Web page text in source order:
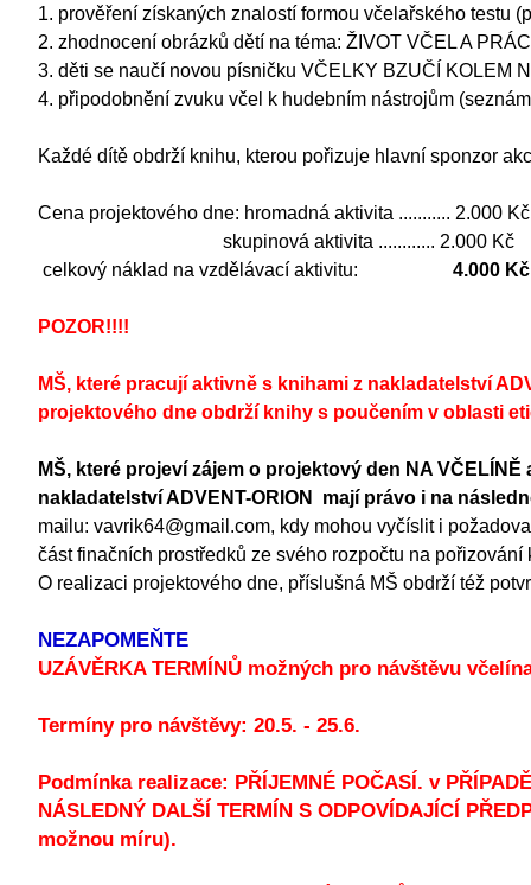
1. prověření získaných znalostí formou včelařského testu
2. zhodnocení obrázků dětí na téma: ŽIVOT VČEL A
3. děti se naučí novou písničku VČELKY BZUČÍ KOLEM
4. připodobnění zvuku včel k hudebním nástrojům
Každé dítě obdrží knihu, kterou pořizuje hlavní sponzor
Cena projektového dne: hromadná aktivita ........... 2.000 Kč
skupinová aktivita ............ 2.000 Kč
celkový náklad na vzdělávací aktivitu:
4.000 Kč
POZOR!!!!
MŠ, které pracují aktivně s knihami z nakladatelství
projektového dne obdrží knihy s poučením v oblasti
MŠ, které projeví zájem o projektový den NA
nakladatelství ADVENT-ORION mají právo i na
mailu: vavrik64@gmail.com, kdy mohou vyčíslit i
část finačních prostředků ze svého rozpočtu na
O realizaci projektového dne, příslušná MŠ obdrží též
NEZAPOMEŇTE
UZÁVĚRKA TERMÍNŮ možných pro návštěvu
Termíny pro návštěvy: 20.5. - 25.6.
Podmínka realizace: PŘÍJEMNÉ POČASÍ. v
NÁSLEDNÝ DALŠÍ TERMÍN S ODPOVÍDAJÍCÍ
možnou míru).